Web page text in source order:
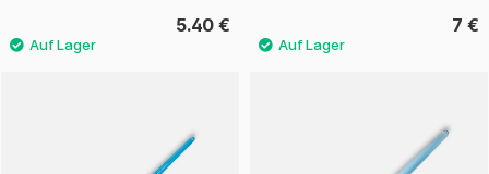
5.40 € 7 €